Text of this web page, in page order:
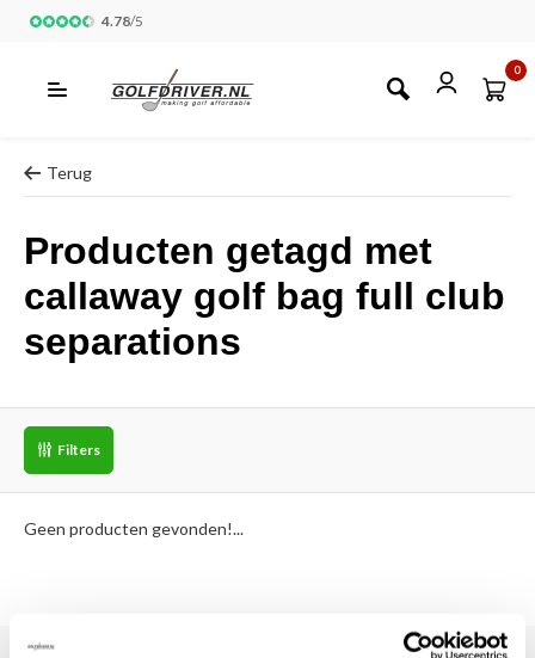
4.78/5
0
Terug
Producten getagd met
callaway golf bag full club
separations
Filters
Geen producten gevonden!...
180.000+ Klanten | 5.000+ Reviews | Trusted Shops, TrustPilot,